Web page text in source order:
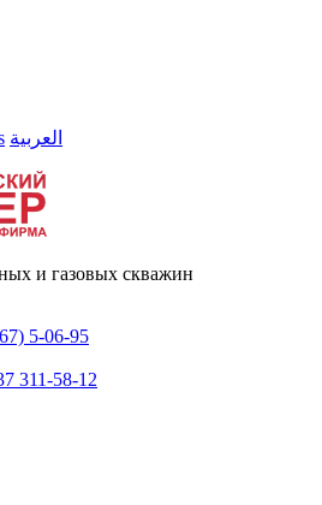
العربية
и газовых скважин
5-06-95
311-58-12